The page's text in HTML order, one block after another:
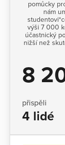
pomůcky
nám
výši 7 000
účastnický
nižší než
8
přispěli
4 lidé